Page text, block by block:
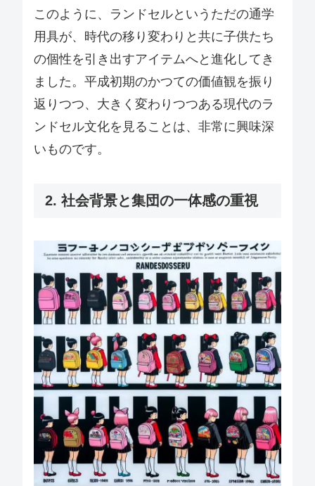
このように、ランドセルというただの通学
用具が、時代の移り変わりと共に子供たち
の個性を引き出すアイテムへと進化してき
ました。平成初期のかつての価値観を振り
返りつつ、大きく変わりつつある現代のラ
ンドセル文化を見ることは、非常に興味深
いものです。
2. 社会背景と集団の一体感の重視